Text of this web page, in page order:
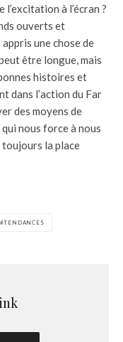
à l’écran ?
ouverts et
une chose de
être longue, mais
histoires et
dans l’action du Far
des moyens de
nous force à nous
toujours la place
TENDANCES